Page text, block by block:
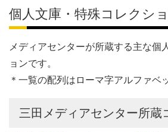
個人文庫・特殊コレクシ
メディアセンターが所蔵する主な個
ョンです。
＊一覧の配列はローマ字アルファベ
三田メディアセンター所蔵